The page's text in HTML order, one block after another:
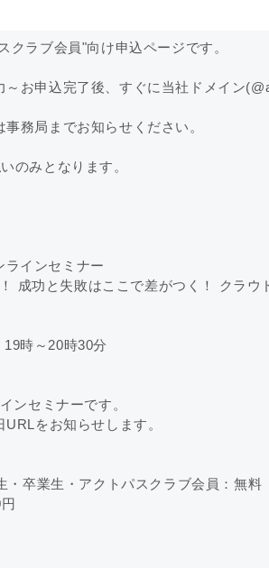
クラブ会員"向け申込ページです。
～お申込完了後、すぐに当社ドメイン
務局までお知らせください。
のみとなります。
インセミナー
成功と失敗はここで差がつく！ クラウ
時～20時30分
セミナーです。
をお知らせします。
業生・アクトパスクラブ会員：無料